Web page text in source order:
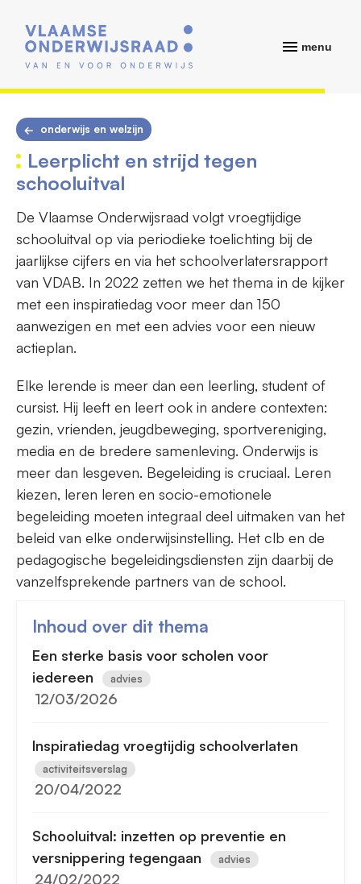
menu
onderwijs en welzijn
Leerplicht en strijd tegen
schooluitval
De Vlaamse Onderwijsraad volgt vroegtijdige
schooluitval op via periodieke toelichting bij de
jaarlijkse cijfers en via het schoolverlatersrapport
van VDAB. In 2022 zetten we het thema in de kijker
met een inspiratiedag voor meer dan 150
aanwezigen en met een advies voor een nieuw
actieplan.
Elke lerende is meer dan een leerling, student of
cursist. Hij leeft en leert ook in andere contexten:
gezin, vrienden, jeugdbeweging, sportvereniging,
media en de bredere samenleving. Onderwijs is
meer dan lesgeven. Begeleiding is cruciaal. Leren
kiezen, leren leren en socio-emotionele
begeleiding moeten integraal deel uitmaken van het
beleid van elke onderwijsinstelling. Het clb en de
pedagogische begeleidingsdiensten zijn daarbij de
vanzelfsprekende partners van de school.
Inhoud over dit thema
Een sterke basis voor scholen voor
iedereen
advies
12/03/2026
Inspiratiedag vroegtijdig schoolverlaten
activiteitsverslag
20/04/2022
Schooluitval: inzetten op preventie en
versnippering tegengaan
advies
24/02/2022